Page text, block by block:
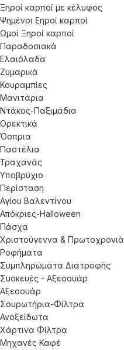
Ξηροί καρποί με κέλυφος
Ψημένοι ξηροί καρποί
Ωμοί Ξηροί καρποί
Παραδοσιακά
Ελαιόλαδα
Ζυμαρικά
Κουραμπίες
Μανιτάρια
Ντάκος-Παξιμάδια
Ορεκτικά
Όσπρια
Παστέλια
Τραχανάς
Υποβρύχιο
Περίσταση
Αγίου Βαλεντίνου
Απόκριες-Halloween
Πάσχα
Χριστούγεννα & Πρωτοχρονιά
Ροφήματα
Συμπληρώματα Διατροφής
Συσκευές - Αξεσουάρ
Αξεσουάρ
Σουρωτήρια-Φίλτρα
Ανοξείδωτα
Χάρτινα Φίλτρα
Μηχανές Καφέ